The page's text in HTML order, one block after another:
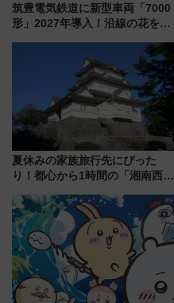
筑豊電気鉄道に新型車両「7000
形」2027年導入！沿線の花をイ
内は落ち着いたゆとりある空間
夏休みの家族旅行先にぴった
り！都心から1時間の「湘南西エ
島とは異なる魅力を持つ今夏の
注目スポット